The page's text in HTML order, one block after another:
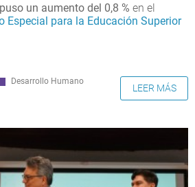
un aumento del 0,8 % en el
Especial para la Educación Superior
Desarrollo Humano
LEER MÁS